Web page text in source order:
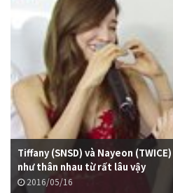
Tiffany (SNSD) và Nayeon
như thân nhau từ rất lâu vậy
2016/05/16